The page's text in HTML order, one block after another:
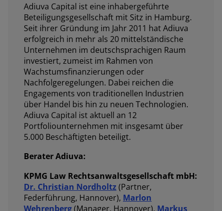
Adiuva Capital ist eine inhabergeführte
Beteiligungsgesellschaft mit Sitz in Hamburg.
Seit ihrer Gründung im Jahr 2011 hat Adiuva
erfolgreich in mehr als 20 mittelständische
Unternehmen im deutschsprachigen Raum
investiert, zumeist im Rahmen von
Wachstumsfinanzierungen oder
Nachfolgeregelungen. Dabei reichen die
Engagements von traditionellen Industrien
über Handel bis hin zu neuen Technologien.
Adiuva Capital ist aktuell an 12
Portfoliounternehmen mit insgesamt über
5.000 Beschäftigten beteiligt.
Berater Adiuva:
KPMG Law Rechtsanwaltsgesellschaft mbH:
Dr. Christian Nordholtz(Partner,
Federführung, Hannover), Marlon
Wehrenberg(Manager, Hannover), Markus